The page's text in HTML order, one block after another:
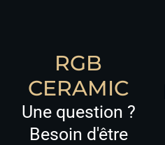
RGB
CERAMIC
Une question ?
Besoin d'être